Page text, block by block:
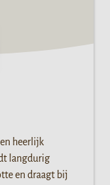
heerlijk
langdurig
en draagt bij